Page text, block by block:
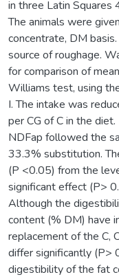
in three Latin Squares
The animals were
concentrate, DM
source of roughage.
for comparison of
Williams test, using
I. The intake was
per CG of C in the
NDFap followed the
33.3% substitution.
(P <0.05) from the
significant effect (P>
Although the
content (% DM) have
replacement of the C,
differ significantly (P>
digestibility of the fat